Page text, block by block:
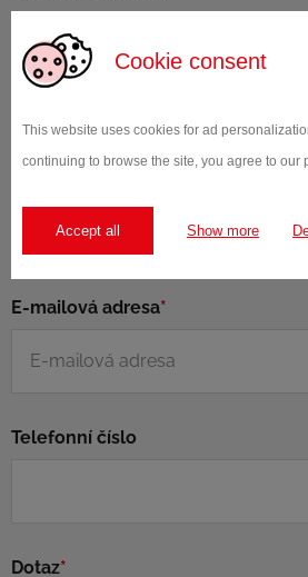
Cookie consent
This website uses cookies for ad
continuing to browse the site, you agree to our
Accept all Show more
Jméno *
E-mailová adresa*
Telefonní číslo
Dotaz*